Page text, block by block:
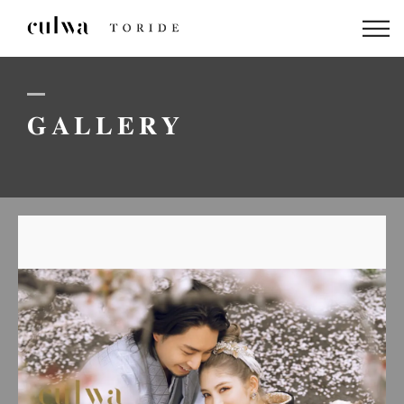
GALLERY
ABOUT US
PACKAGE
STAFF
GALLERY
BLOG
LINEでのお問い合わせはこちら